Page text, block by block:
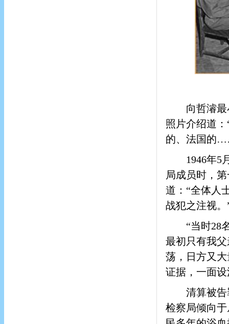
向哲濬
照片介绍道
的、法国的
1946年5
局成员时，
道：“全体人
战犯之注视。
“当时28
最初只有我
荡，日方又
证据，一面
清算被
检察局倾向